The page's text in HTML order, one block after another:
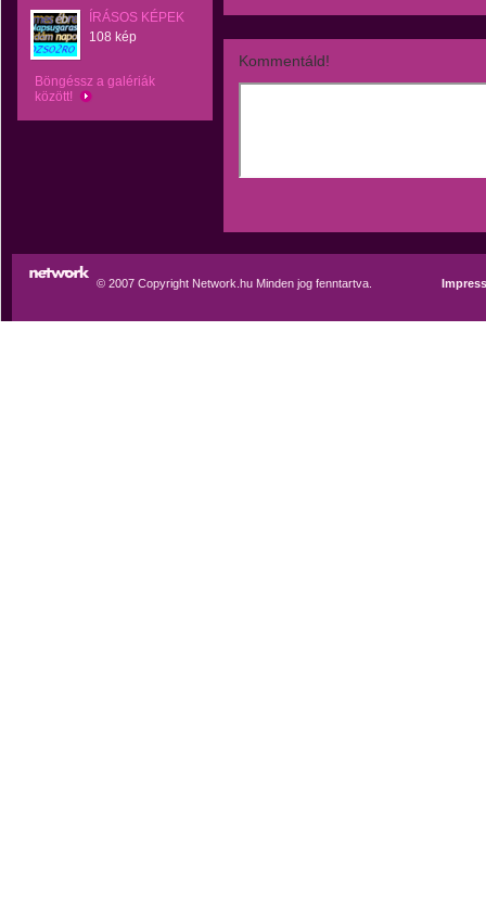
ÍRÁSOS KÉPEK
108 kép
Böngéssz a galériák
között!
Kommentáld!
© 2007 Copyright Network.hu Minden jog fenntartva.